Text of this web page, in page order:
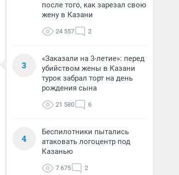
после того, как зарезал свою
жену в Казани
24 557 2
3
«Заказали на 3-летие»: перед
убийством жены в Казани
турок забрал торт на день
рождения сына
21 580 6
4
Беспилотники пытались
атаковать логоцентр под
Казанью
7 675 2